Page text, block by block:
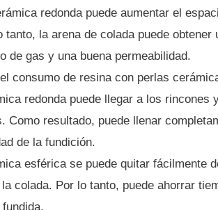
redonda puede aumentar el
tanto, la arena de colada puede obtener
de gas y una buena permeabilidad.
consumo de resina con perlas
redonda puede llegar a los rincones
Como resultado, puede llenar
de la fundición.
esférica se puede quitar fácilmente
colada. Por lo tanto, puede ahorrar